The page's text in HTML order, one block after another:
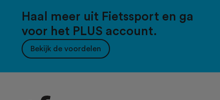
Haal meer uit Fietssport en ga
voor het PLUS account.
Bekijk de voordelen